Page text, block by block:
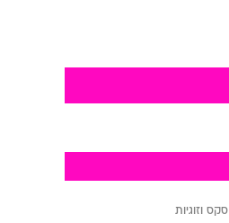
סקס וזוגיות